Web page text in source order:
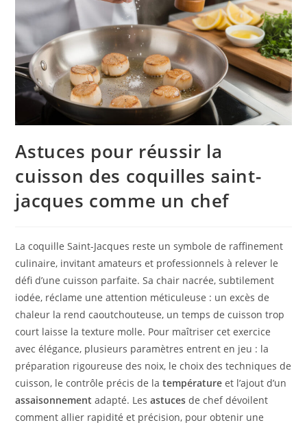
Astuces pour réussir la
cuisson des coquilles saint-
jacques comme un chef
La coquille Saint-Jacques reste un symbole de raffinement
culinaire, invitant amateurs et professionnels à relever le
défi d’une cuisson parfaite. Sa chair nacrée, subtilement
iodée, réclame une attention méticuleuse : un excès de
chaleur la rend caoutchouteuse, un temps de cuisson trop
court laisse la texture molle. Pour maîtriser cet exercice
avec élégance, plusieurs paramètres entrent en jeu : la
préparation rigoureuse des noix, le choix des techniques de
cuisson, le contrôle précis de latempérature et l’ajout d’un
assaisonnement adapté. Lesastuces de chef dévoilent
comment allier rapidité et précision, pour obtenir une